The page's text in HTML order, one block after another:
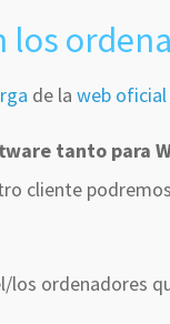
los
de laweb
tanto para
cliente
ordenadores